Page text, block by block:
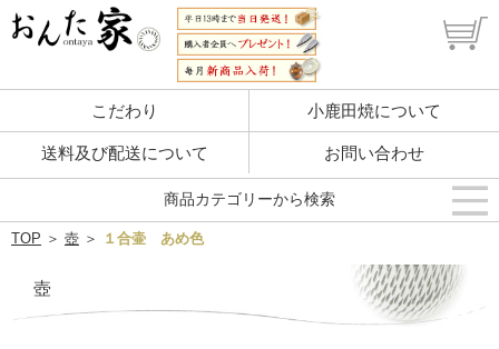
こだわり 小鹿田焼について
送料及び配送について お問い合わせ
TOP ＞ 壺 ＞ １合壷 あめ色
壺
商品カテゴリーから検索